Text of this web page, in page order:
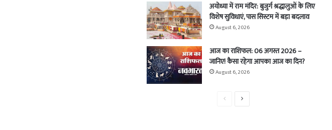
अयोध्या में राम मंदिर: बुजुर्ग श्रद्धालुओं के लिए
विशेष सुविधाएं, पास सिस्टम में बड़ा बदलाव
August 6, 2026
आज का राशिफल: 06 अगस्त 2026 –
जानिए! कैसा रहेगा आपका आज का दिन?
August 6, 2026
PreviousNext